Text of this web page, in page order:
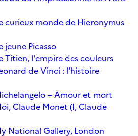
curieux monde de Hieronymus
jeune Picasso
Titien, l'empire des couleurs
de Vinci : l'histoire
– Amour et mort
Claude Monet (I, Claude
National Gallery, London